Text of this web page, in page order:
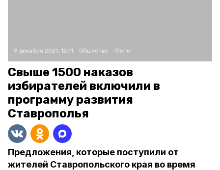
9 декабря 2021, 12:11 Общество Фото:
Свыше 1500 наказов
избирателей включили в
программу развития
Ставрополья
Предложения, которые поступили от
жителей Ставропольского края во время